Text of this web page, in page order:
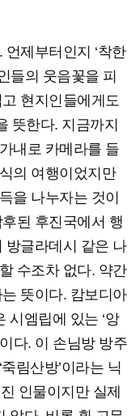
제부터인지 ‘착한
들의 웃음꽃을 피
현지인들에게도
뜻한다. 지금까지
내로 카메라를 들
의 여행이었지만
을 나누자는 것이
된 후진국에서 행
방글라데시 같은 나
수조차 없다. 약간
뜻이다. 캄보디아
시엠립에 있는 ‘앙
다. 이 손님방 방주
림산방’이라는 닉
인물이지만 실제